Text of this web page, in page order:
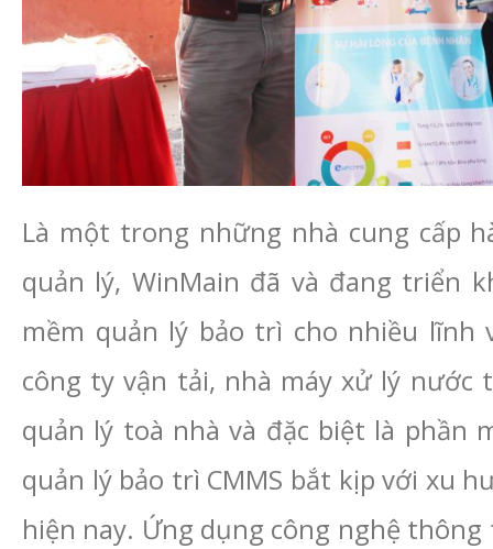
Là một trong những nhà cung cấp
quản lý, WinMain đã và đang triển
mềm quản lý bảo trì cho nhiều lĩnh
công ty vận tải, nhà máy xử lý nước
quản lý toà nhà và đặc biệt là phần
quản lý bảo trì CMMS bắt kịp với xu
hiện nay. Ứng dụng công nghệ